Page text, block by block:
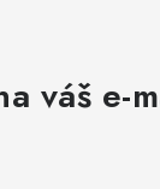
váš e-